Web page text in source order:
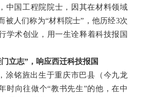
中国工程院院士，因其在材料领域
被人们称为“材料院士”，他历经3次
学术创业，用一生诠释着科技报国
立志”，响应西迁科技报国
涂铭旌出生于重庆市巴县（今九龙
时向往做个“教书先生”的他，在中